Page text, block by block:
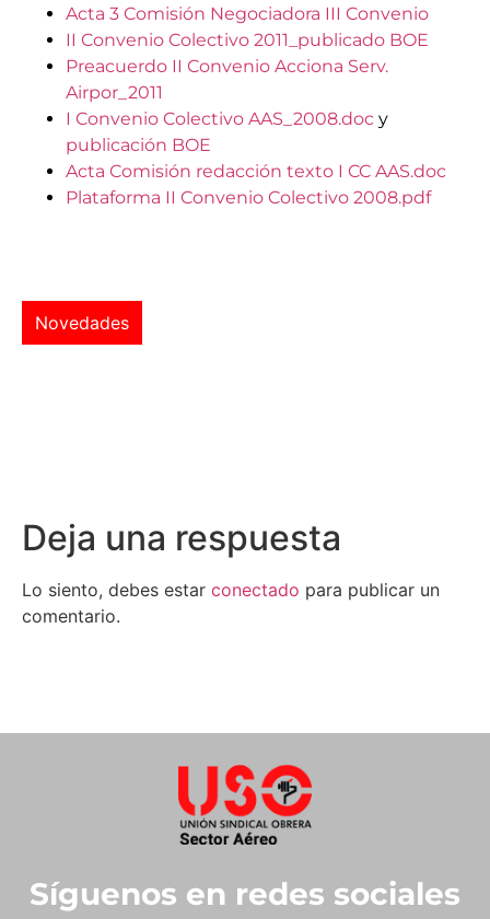
Acta 3 Comisión Negociadora III Convenio
II Convenio Colectivo 2011_publicado BOE
Preacuerdo II Convenio Acciona Serv.
Airpor_2011
I Convenio Colectivo AAS_2008.doc y
publicación BOE
Acta Comisión redacción texto I CC AAS.doc
Plataforma II Convenio Colectivo 2008.pdf
Novedades
Deja una respuesta
Lo siento, debes estar conectado para publicar un
comentario.
Síguenos en redes sociales